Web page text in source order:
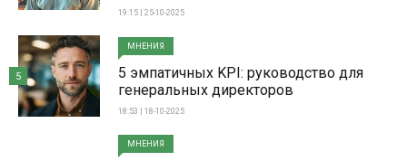
19:15 | 25-10-2025
МНЕНИЯ
5 эмпатичных KPI: руководство для
генеральных директоров
18:53 | 18-10-2025
5
МНЕНИЯ